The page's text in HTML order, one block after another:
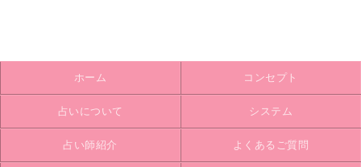
ホーム コンセプト
占いについて システム
占い師紹介 よくあるご質問